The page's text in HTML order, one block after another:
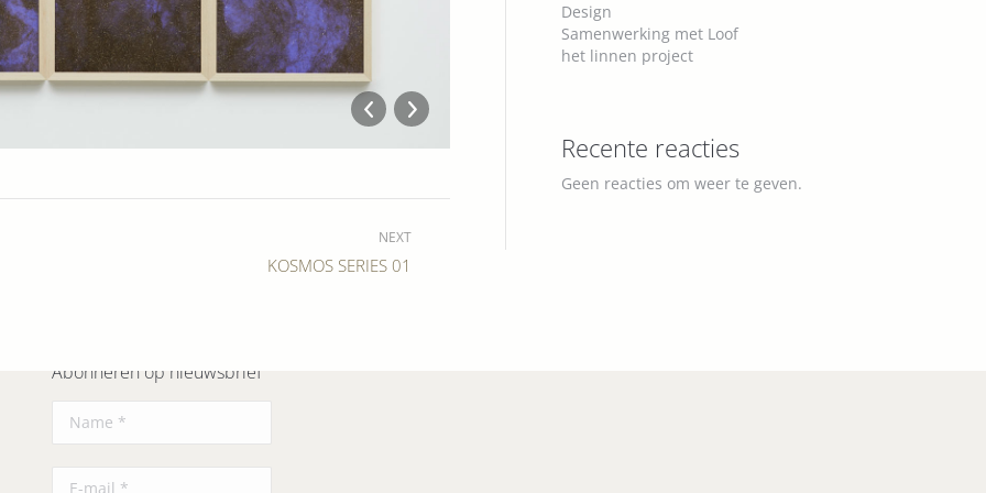
NEXT
KOSMOS SERIES 01
Design
Samenwerking met Loof
het linnen project
Recente reacties
Geen reacties om weer te geven.
Abonneren op nieuwsbrief